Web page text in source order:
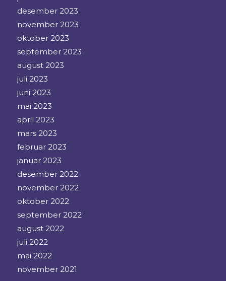
desember 2023
november 2023
oktober 2023
september 2023
august 2023
juli 2023
juni 2023
mai 2023
april 2023
mars 2023
februar 2023
januar 2023
desember 2022
november 2022
oktober 2022
september 2022
august 2022
juli 2022
mai 2022
november 2021